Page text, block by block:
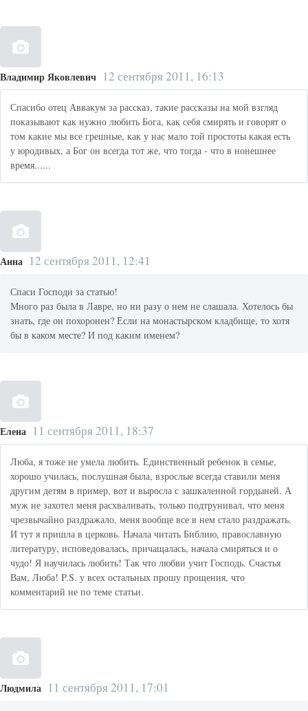
Владимир Яковлевич 12 сентября 2011, 16:13
Спасибо отец Аввакум за рассказ, такие рассказы на мой взгляд
показывают как нужно любить Бога, как себя смирять и говорят о
том какие мы все грешные, как у нас мало той простоты какая есть
у юродивых, а Бог он всегда тот же, что тогда - что в нонешнее
время......
Анна 12 сентября 2011, 12:41
Спаси Господи за статью!
Много раз была в Лавре, но ни разу о нем не слашала. Хотелось бы
знать, где он похоронен? Если на монастырском кладбище, то хотя
бы в каком месте? И под каким именем?
Елена 11 сентября 2011, 18:37
Люба, я тоже не умела любить. Единственный ребенок в семье,
хорошо училась, послушная была, взрослые всегда ставили меня
другим детям в пример, вот и выросла с зашкаленной гордыней. А
муж не захотел меня расхваливать, только подтрунивал, что меня
чрезвычайно раздражало, меня вообще все в нем стало раздражать.
И тут я пришла в церковь. Начала читать Библию, православную
литературу, исповедовалась, причащалась, начала смиряться и о
чудо! Я научилась любить! Так что любви учит Господь. Счастья
Вам, Люба! P.S. у всех остальных прошу прощения, что
комментарий не по теме статьи.
Людмила 11 сентября 2011, 17:01